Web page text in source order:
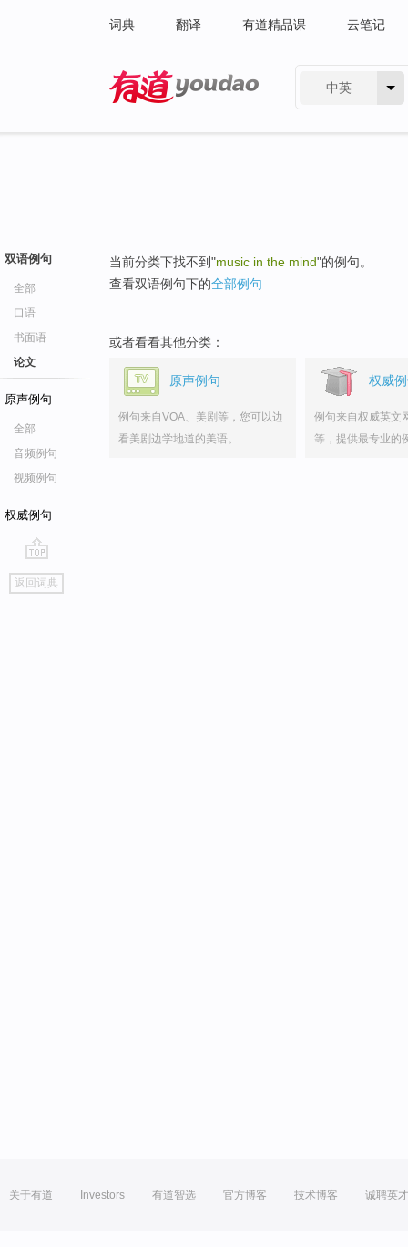
词典 翻译 有道精品课 云笔记
中英
双语例句
全部
口语
书面语
论文
原声例句
全部
音频例句
视频例句
权威例句
go
top
返回词典
当前分类下找不到"music in the mind"的例句。
查看双语例句下的全部例句
或者看看其他分类：
原声例句
例句来自VOA、美剧等，您可以边
看美剧边学地道的美语。
权威
例句来自权威英文
等，提供最专业的
关于有道 Investors 有道智选 官方博客 技术博客 诚聘英才